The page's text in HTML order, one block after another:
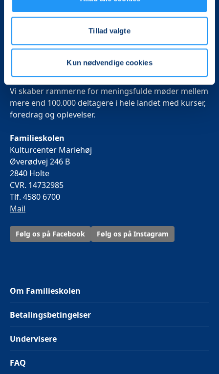
Tillad valgte
Kun nødvendige cookies
Det, der er vigtigt for samfundet, er vigtigt for os
Vi skaber rammerne for meningsfulde møder mellem
mere end 100.000 deltagere i hele landet med kurser,
foredrag og oplevelser.
Familieskolen
Kulturcenter Mariehøj
Øverødvej 246 B
2840 Holte
CVR. 14732985
Tlf. 4580 6700
Mail
Følg os på Facebook Følg os på Instagram
Om Familieskolen
Betalingsbetingelser
Undervisere
FAQ